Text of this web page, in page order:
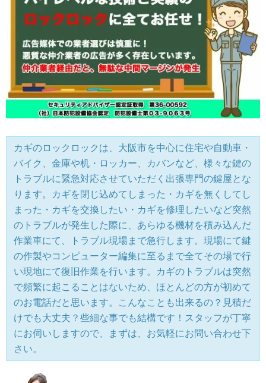
カギのロックロックは、大阪市を中心に住宅や自動車・
バイク、金庫や机・ロッカー、カバンなど、様々な鍵の
トラブルに緊急対応させていただく出張専門の鍵屋とな
ります。カギを閉じ込めてしまった・カギを無くしてし
まった・カギを交換したい・カギを修理したいなど突然
のトラブルが発生した際に、あらゆる機材を積み込んだ
作業車にて、トラブル現場まで急行します。現場にて鍵
の作製やコンピューター編集に至るまで全てその場で行
い現地にて復旧作業を行います。カギのトラブルは突然
で頻繁に起こることはないため、ほとんどの方が初めて
のお電話だと思います。こんなことも出来るの？見積だ
けでも大丈夫？些細な事でも結構です！スタッフが丁寧
にお伺いしますので、まずは、お気軽にお問い合わせ下
さい。